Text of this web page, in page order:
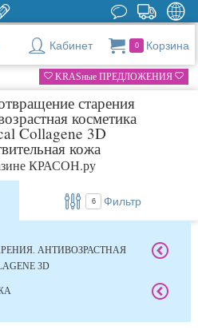
Кабинет 0 Корзина
KRASные ПРЕДЛОЖЕНИЯ
старения
косметика
Collagene 3D
кожа
КРАСОН.ру
6 Фильтр
АНТИВОЗРАСТНАЯ
3D